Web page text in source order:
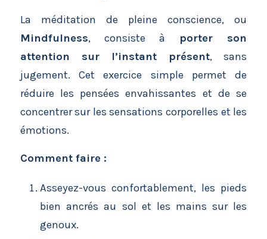
La méditation de pleine conscience, ou
Mindfulness, consiste à porter son
attention sur l’instant présent, sans
jugement. Cet exercice simple permet de
réduire les pensées envahissantes et de se
concentrer sur les sensations corporelles et les
émotions.
Comment faire :
Asseyez-vous confortablement, les pieds
bien ancrés au sol et les mains sur les
genoux.